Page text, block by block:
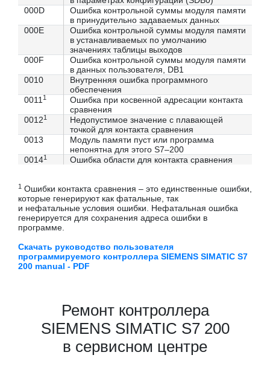
000D
Ошибка контрольной суммы модуля памяти
в принудительно задаваемых данных
000E
Ошибка контрольной суммы модуля памяти
в устанавливаемых по умолчанию
значениях таблицы выходов
000F
Ошибка контрольной суммы модуля памяти
в данных пользователя, DB1
0010
Внутренняя ошибка программного
обеспечения
0011 1
Ошибка при косвенной адресации контакта
сравнения
00121
Недопустимое значение с плавающей
точкой для контакта сравнения
0013
Модуль памяти пуст или программа
непонятна для этого S7–200
00141 Ошибка области для контакта сравнения
1 Ошибки контакта сравнения – это единственные ошибки,
которые генерируют как фатальные, так
и нефатальные условия ошибки. Нефатальная ошибка
генерируется для сохранения адреса ошибки в
программе.
Скачать руководство пользователя
программируемого контроллера SIEMENS SIMATIC S7
200 manual - PDF
Ремонт контроллера
SIEMENS SIMATIC S7 200
в сервисном центре